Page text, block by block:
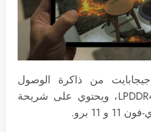
يأتي مع المعالج 6 جيجابايت من ذاكرة الوصول
العشوائي من نوع LPDDR4X، ويحتوي على شريحة